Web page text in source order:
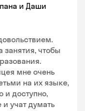
и Даши
занятия, чтобы
мне очень
на их языке,
и доступно,
учат думать